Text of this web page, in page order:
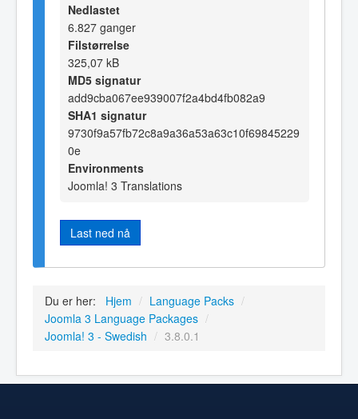
Nedlastet
6.827 ganger
Filstørrelse
325,07 kB
MD5 signatur
add9cba067ee939007f2a4bd4fb082a9
SHA1 signatur
9730f9a57fb72c8a9a36a53a63c10f69845229
0e
Environments
Joomla! 3 Translations
Last ned nå
Du er her: Hjem / Language Packs /
Joomla 3 Language Packages /
Joomla! 3 - Swedish / 3.8.0.1